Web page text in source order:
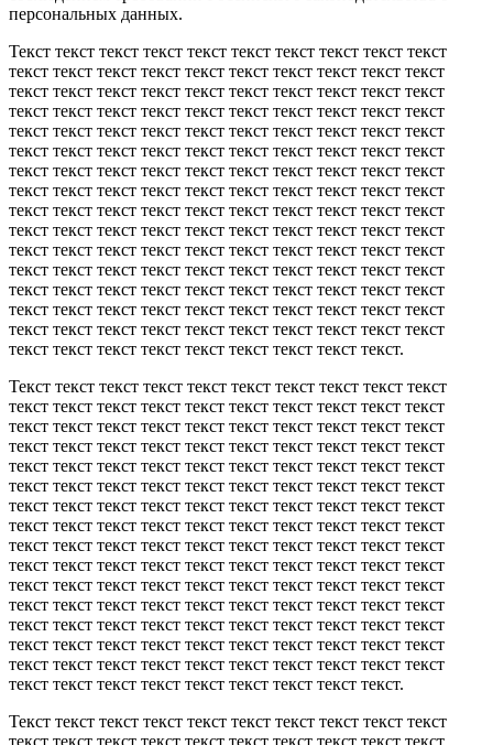
персональных данных.
Текст текст текст текст текст текст текст текст текст текст
текст текст текст текст текст текст текст текст текст текст
текст текст текст текст текст текст текст текст текст текст
текст текст текст текст текст текст текст текст текст текст
текст текст текст текст текст текст текст текст текст текст
текст текст текст текст текст текст текст текст текст текст
текст текст текст текст текст текст текст текст текст текст
текст текст текст текст текст текст текст текст текст текст
текст текст текст текст текст текст текст текст текст текст
текст текст текст текст текст текст текст текст текст текст
текст текст текст текст текст текст текст текст текст текст
текст текст текст текст текст текст текст текст текст текст
текст текст текст текст текст текст текст текст текст текст
текст текст текст текст текст текст текст текст текст текст
текст текст текст текст текст текст текст текст текст текст
текст текст текст текст текст текст текст текст текст.
Текст текст текст текст текст текст текст текст текст текст
текст текст текст текст текст текст текст текст текст текст
текст текст текст текст текст текст текст текст текст текст
текст текст текст текст текст текст текст текст текст текст
текст текст текст текст текст текст текст текст текст текст
текст текст текст текст текст текст текст текст текст текст
текст текст текст текст текст текст текст текст текст текст
текст текст текст текст текст текст текст текст текст текст
текст текст текст текст текст текст текст текст текст текст
текст текст текст текст текст текст текст текст текст текст
текст текст текст текст текст текст текст текст текст текст
текст текст текст текст текст текст текст текст текст текст
текст текст текст текст текст текст текст текст текст текст
текст текст текст текст текст текст текст текст текст текст
текст текст текст текст текст текст текст текст текст текст
текст текст текст текст текст текст текст текст текст.
Текст текст текст текст текст текст текст текст текст текст
текст текст текст текст текст текст текст текст текст текст